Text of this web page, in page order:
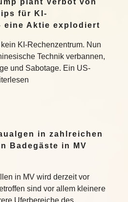
plant Verbot von
für KI-
eine Aktie explodiert
KI-Rechenzentrum. Nun
Technik verbannen,
und Sabotage. Ein US-
in zahlreichen
Badegäste in MV
in MV wird derzeit vor
sind vor allem kleinere
Uferbereiche des